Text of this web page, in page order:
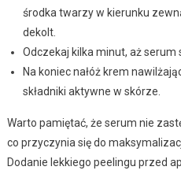
środka twarzy w kierunku
dekolt.
Odczekaj kilka minut, aż serum
Na koniec nałóż krem
składniki aktywne w skórze.
Warto pamiętać, że serum nie
co przyczynia się do
Dodanie lekkiego peelingu przed